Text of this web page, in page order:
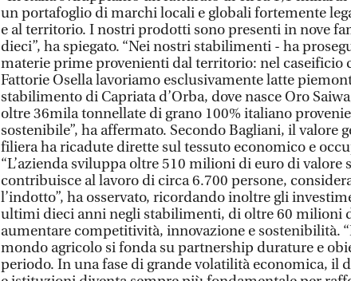
un portafoglio di marchi locali e globali fortemente
e al territorio. I nostri prodotti sono presenti in nove
dieci”, ha spiegato. “Nei nostri stabilimenti - ha
materie prime provenienti dal territorio: nel caseificio
Fattorie Osella lavoriamo esclusivamente latte
stabilimento di Capriata d’Orba, dove nasce Oro
oltre 36mila tonnellate di grano 100% italiano
sostenibile”, ha affermato. Secondo Bagliani, il valore
filiera ha ricadute dirette sul tessuto economico e
“L’azienda sviluppa oltre 510 milioni di euro di valore
contribuisce al lavoro di circa 6.700 persone,
l’indotto”, ha osservato, ricordando inoltre gli
ultimi dieci anni negli stabilimenti, di oltre 60 milioni
aumentare competitività, innovazione e sostenibilità.
mondo agricolo si fonda su partnership durature e
periodo. In una fase di grande volatilità economica, il